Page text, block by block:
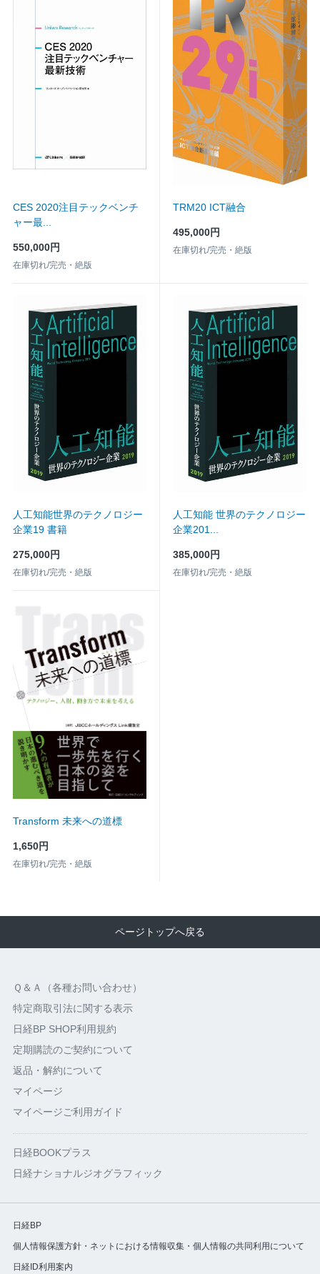
CES 2020注目テックベンチ
ャー最...
550,000円
在庫切れ/完売・絶版
TRM20 ICT融合
495,000円
在庫切れ/完売・絶版
人工知能世界のテクノロジー
企業19 書籍
275,000円
在庫切れ/完売・絶版
人工知能 世界のテクノロジー
企業201...
385,000円
在庫切れ/完売・絶版
Transform 未来への道標
1,650円
在庫切れ/完売・絶版
ページトップへ戻る
Ｑ＆Ａ（各種お問い合わせ）
特定商取引法に関する表示
日経BP SHOP利用規約
定期購読のご契約について
返品・解約について
マイページ
マイページご利用ガイド
日経BOOKプラス
日経ナショナルジオグラフィック
日経BP
個人情報保護方針・ネットにおける情報収集・個人情報の共同利用について
日経ID利用案内